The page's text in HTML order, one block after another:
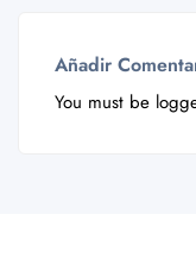
Añadir
You must be